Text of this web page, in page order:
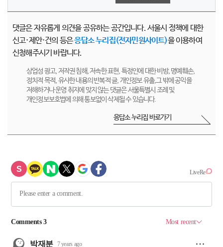
댓글은 자유롭게 의견을 공유하는 공간입니다. 서울시 정책에 대한
신고·제안·건의 등은응답소 누리집(전자민원사이트)을 이용하여
신청해주시기 바랍니다.
상업성 광고, 저작권 침해, 저속한 표현, 특정인에 대한 비방, 명예훼손,
정치적 목적, 유사한 내용의 반복적 글, 개인정보 유출,그 밖에 공익을
저해하거나 운영 취지에 맞지 않는 댓글은 서울특별시 조례 및
개인정보보호법에 의해 통보없이 삭제될 수 있습니다.
응답소 누리집 바로가기